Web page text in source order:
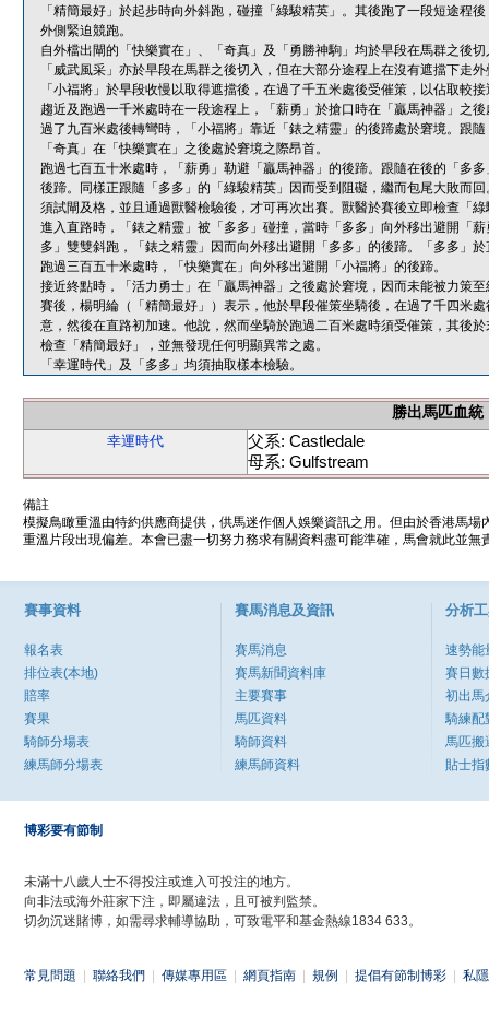
「精簡最好」於起步時向外斜跑，碰撞「綠駿精英」。其後跑了一段短途程
外側緊迫競跑。
自外檔出閘的「快樂實在」、「奇真」及「勇勝神駒」均於早段在馬群之後切
「威武風采」亦於早段在馬群之後切入，但在大部分途程上在沒有遮擋下走外
「小福將」於早段收慢以取得遮擋後，在過了千五米處後受催策，以佔取較
趨近及跑過一千米處時在一段途程上，「薪勇」於搶口時在「贏馬神器」之
過了九百米處後轉彎時，「小福將」靠近「錶之精靈」的後蹄處於窘境。跟
「奇真」在「快樂實在」之後處於窘境之際昂首。
跑過七百五十米處時，「薪勇」勒避「贏馬神器」的後蹄。跟隨在後的「多
後蹄。同樣正跟隨「多多」的「綠駿精英」因而受到阻礙，繼而包尾大敗而
須試閘及格，並且通過獸醫檢驗後，才可再次出賽。獸醫於賽後立即檢查「
進入直路時，「錶之精靈」被「多多」碰撞，當時「多多」向外移出避開「
多」雙雙斜跑，「錶之精靈」因而向外移出避開「多多」的後蹄。「多多」
跑過三百五十米處時，「快樂實在」向外移出避開「小福將」的後蹄。
接近終點時，「活力勇士」在「贏馬神器」之後處於窘境，因而未能被力策至
賽後，楊明綸（「精簡最好」）表示，他於早段催策坐騎後，在過了千四米
意，然後在直路初加速。他說，然而坐騎於跑過二百米處時須受催策，其後
檢查「精簡最好」，並無發現任何明顯異常之處。
「幸運時代」及「多多」均須抽取樣本檢驗。
勝出馬匹血統
幸運時代
父系: Castledale
母系: Gulfstream
備註
模擬鳥瞰重溫由特約供應商提供，供馬迷作個人娛樂資訊之用。但由於香港馬
重溫片段出現偏差。本會已盡一切努力務求有關資料盡可能準確，馬會就此並
賽事資料
報名表
排位表(本地)
賠率
賽果
騎師分場表
練馬師分場表
賽馬消息及資訊
賽馬消息
賽馬新聞資料庫
主要賽事
馬匹資料
騎師資料
練馬師資料
分析
速勢能
賽日數
初出馬
騎練配
馬匹搬
貼士指
博彩要有節制
未滿十八歲人士不得投注或進入可投注的地方。
向非法或海外莊家下注，即屬違法，且可被判監禁。
切勿沉迷賭博，如需尋求輔導協助，可致電平和基金熱線1834 633。
常見問題 聯絡我們 傳媒專用區 網頁指南 規例 提倡有節制博彩 私